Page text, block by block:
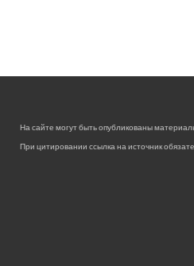
На сайте могут быть опубликованы
При цитировании ссылка на источник